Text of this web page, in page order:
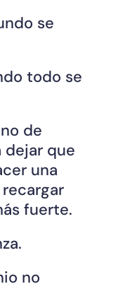
se
todo se
de
dejar que
una
fuerte.
no